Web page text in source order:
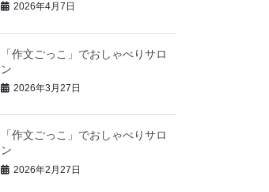
2026年4月7日
「作文ごっこ」でおしゃべりサロ
ン
2026年3月27日
「作文ごっこ」でおしゃべりサロ
ン
2026年2月27日